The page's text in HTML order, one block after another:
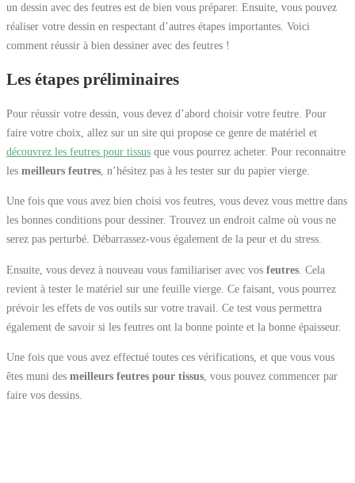
un dessin avec des feutres est de bien vous préparer. Ensuite, vous pouvez
réaliser votre dessin en respectant d’autres étapes importantes. Voici
comment réussir à bien dessiner avec des feutres !
Les étapes préliminaires
Pour réussir votre dessin, vous devez d’abord choisir votre feutre. Pour
faire votre choix, allez sur un site qui propose ce genre de matériel et
découvrez les feutres pour tissus que vous pourrez acheter. Pour reconnaitre
les meilleurs feutres , n’hésitez pas à les tester sur du papier vierge.
Une fois que vous avez bien choisi vos feutres, vous devez vous mettre dans
les bonnes conditions pour dessiner. Trouvez un endroit calme où vous ne
serez pas perturbé. Débarrassez-vous également de la peur et du stress.
Ensuite, vous devez à nouveau vous familiariser avec vos feutres . Cela
revient à tester le matériel sur une feuille vierge. Ce faisant, vous pourrez
prévoir les effets de vos outils sur votre travail. Ce test vous permettra
également de savoir si les feutres ont la bonne pointe et la bonne épaisseur.
Une fois que vous avez effectué toutes ces vérifications, et que vous vous
êtes muni des meilleurs feutres pour tissus , vous pouvez commencer par
faire vos dessins.